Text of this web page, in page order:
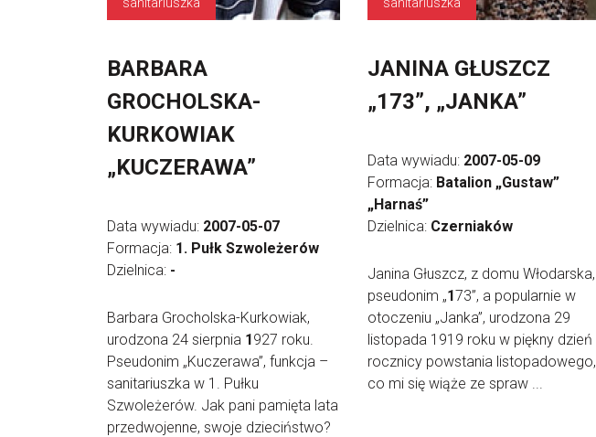
BARBARA
GROCHOLSKA-
KURKOWIAK
„KUCZERAWA”
Data wywiadu: 2007-05-07
Formacja: 1. Pułk Szwoleżerów
Dzielnica: -
Barbara Grocholska-Kurkowiak,
urodzona 24 sierpnia 1927 roku.
Pseudonim „Kuczerawa”, funkcja –
sanitariuszka w 1. Pułku
Szwoleżerów. Jak pani pamięta lata
przedwojenne, swoje dzieciństwo?
JANINA GŁUSZCZ
„173”, „JANKA”
Data wywiadu: 2007-05-09
Formacja: Batalion „Gustaw”
„Harnaś”
Dzielnica: Czerniaków
Janina Głuszcz, z domu Włodarska,
pseudonim „173”, a popularnie w
otoczeniu „Janka”, urodzona 29
listopada 1919 roku w piękny dzień
rocznicy powstania listopadowego,
co mi się wiąże ze spraw ...